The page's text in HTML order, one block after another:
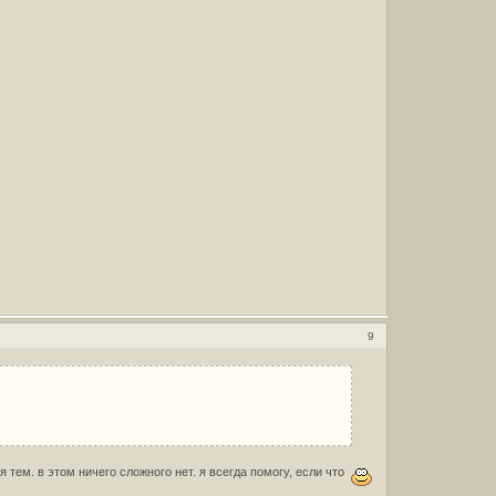
9
в этом ничего сложного нет. я всегда помогу, если что